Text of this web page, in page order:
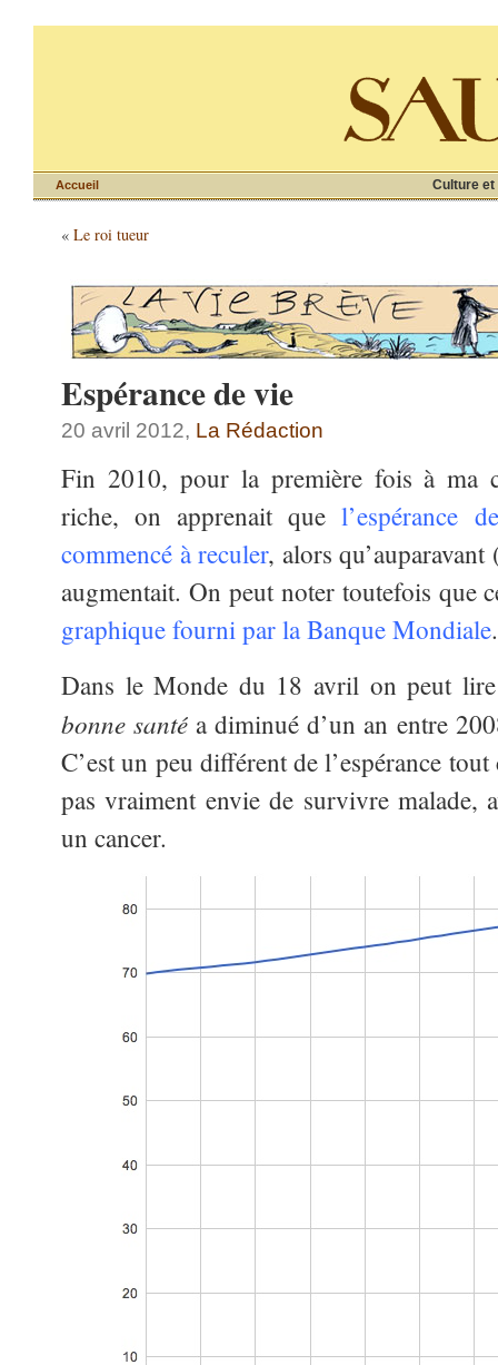
Culture et
Accueil
« Le roi tueur
Espérance de vie
20 avril 2012, La Rédaction
Fin 2010, pour la première fois à ma
riche, on apprenait quel’espérance
commencé à reculer, alors
augmentait. On peut noter toutefois que
graphique fourni par la Banque Mondiale.
Dans le Monde du 18 avril on peut
bonne santé a diminué d’un an entre
C’est un peu différent de l’espérance
pas vraiment envie de survivre malade,
un cancer.